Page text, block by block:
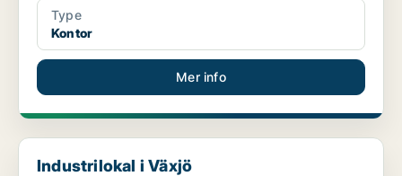
Type
Kontor
Mer info
Industrilokal i Växjö
Industrilokal i Växjö